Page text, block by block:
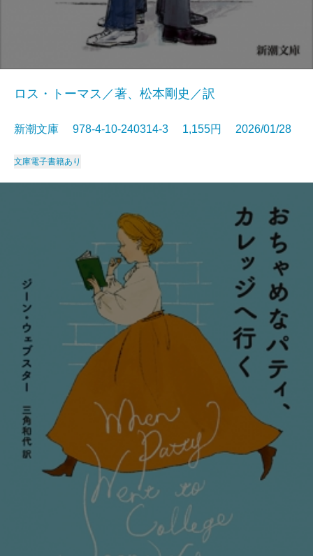
ロス・トーマス／著、松本剛史／訳
新潮文庫 978-4-10-240314-3 1,155円 2026/01/28
文庫電子書籍あり